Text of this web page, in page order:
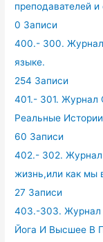
преподавателей и
0 Записи
400.- 300. Журнал
языке.
254 Записи
401.- 301. Журнал
Реальные
60 Записи
402.- 302. Журнал
жизнь,или как мы
27 Записи
403.-303. Журнал
Йога И Высшее В